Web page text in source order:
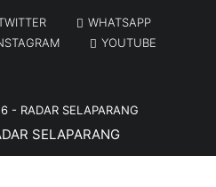
WHATSAPP
YOUTUBE
- RADAR SELAPARANG
SELAPARANG